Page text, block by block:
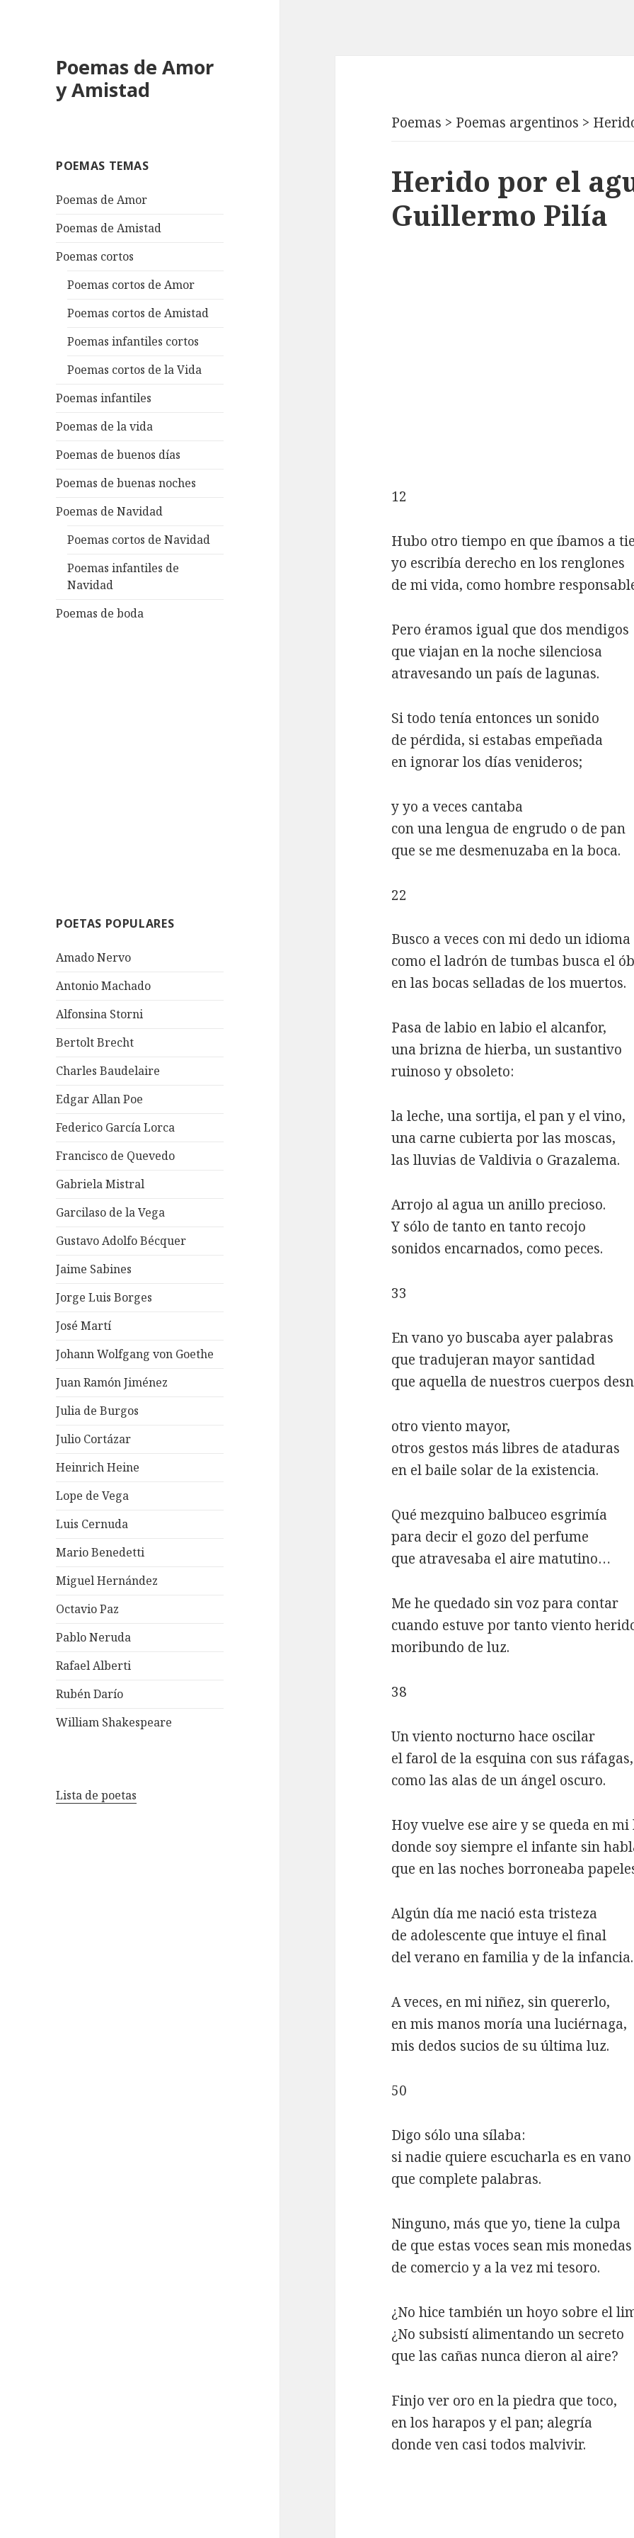
Poemas de Amor
y Amistad
POEMAS TEMAS
Poemas de Amor
Poemas de Amistad
Poemas cortos
Poemas cortos de Amor
Poemas cortos de Amistad
Poemas infantiles cortos
Poemas cortos de la Vida
Poemas infantiles
Poemas de la vida
Poemas de buenos días
Poemas de buenas noches
Poemas de Navidad
Poemas cortos de Navidad
Poemas infantiles de
Navidad
Poemas de boda
POETAS POPULARES
Amado Nervo
Antonio Machado
Alfonsina Storni
Bertolt Brecht
Charles Baudelaire
Edgar Allan Poe
Federico García Lorca
Francisco de Quevedo
Gabriela Mistral
Garcilaso de la Vega
Gustavo Adolfo Bécquer
Jaime Sabines
Jorge Luis Borges
José Martí
Johann Wolfgang von Goethe
Juan Ramón Jiménez
Julia de Burgos
Julio Cortázar
Heinrich Heine
Lope de Vega
Luis Cernuda
Mario Benedetti
Miguel Hernández
Octavio Paz
Pablo Neruda
Rafael Alberti
Rubén Darío
William Shakespeare
Lista de poetas
Poemas > Poemas argentinos >
Herido por el
Guillermo Pilía
12
Hubo otro tiempo en que íbamos a
yo escribía derecho en los renglones
de mi vida, como hombre
Pero éramos igual que dos mendigos
que viajan en la noche silenciosa
atravesando un país de lagunas.
Si todo tenía entonces un sonido
de pérdida, si estabas empeñada
en ignorar los días venideros;
y yo a veces cantaba
con una lengua de engrudo o de pan
que se me desmenuzaba en la boca.
22
Busco a veces con mi dedo un idioma
como el ladrón de tumbas busca el
en las bocas selladas de los muertos.
Pasa de labio en labio el alcanfor,
una brizna de hierba, un sustantivo
ruinoso y obsoleto:
la leche, una sortija, el pan y el vino,
una carne cubierta por las moscas,
las lluvias de Valdivia o Grazalema.
Arrojo al agua un anillo precioso.
Y sólo de tanto en tanto recojo
sonidos encarnados, como peces.
33
En vano yo buscaba ayer palabras
que tradujeran mayor santidad
que aquella de nuestros cuerpos
otro viento mayor,
otros gestos más libres de ataduras
en el baile solar de la existencia.
Qué mezquino balbuceo esgrimía
para decir el gozo del perfume
que atravesaba el aire matutino…
Me he quedado sin voz para contar
cuando estuve por tanto viento
moribundo de luz.
38
Un viento nocturno hace oscilar
el farol de la esquina con sus ráfagas,
como las alas de un ángel oscuro.
Hoy vuelve ese aire y se queda en mi
donde soy siempre el infante sin
que en las noches borroneaba
Algún día me nació esta tristeza
de adolescente que intuye el final
del verano en familia y de la infancia.
A veces, en mi niñez, sin quererlo,
en mis manos moría una luciérnaga,
mis dedos sucios de su última luz.
50
Digo sólo una sílaba:
si nadie quiere escucharla es en vano
que complete palabras.
Ninguno, más que yo, tiene la culpa
de que estas voces sean mis monedas
de comercio y a la vez mi tesoro.
¿No hice también un hoyo sobre el
¿No subsistí alimentando un secreto
que las cañas nunca dieron al aire?
Finjo ver oro en la piedra que toco,
en los harapos y el pan; alegría
donde ven casi todos malvivir.